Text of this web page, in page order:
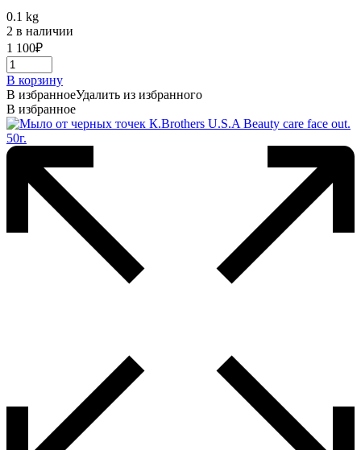
0.1 kg
2 в наличии
1 100₽
В корзину
В избранноеУдалить из избранного
В избранное